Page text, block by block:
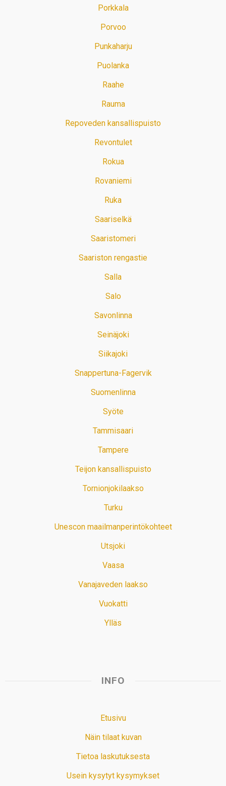
Porkkala
Porvoo
Punkaharju
Puolanka
Raahe
Rauma
Repoveden kansallispuisto
Revontulet
Rokua
Rovaniemi
Ruka
Saariselkä
Saaristomeri
Saariston rengastie
Salla
Salo
Savonlinna
Seinäjoki
Siikajoki
Snappertuna-Fagervik
Suomenlinna
Syöte
Tammisaari
Tampere
Teijon kansallispuisto
Tornionjokilaakso
Turku
Unescon maailmanperintökohteet
Utsjoki
Vaasa
Vanajaveden laakso
Vuokatti
Ylläs
INFO
Etusivu
Näin tilaat kuvan
Tietoa laskutuksesta
Usein kysytyt kysymykset